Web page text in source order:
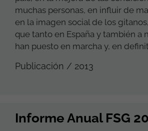
muchas personas, en influir de
en la imagen social de los
que tanto en España y también a
han puesto en marcha y, en
Publicación / 2013
Informe Anual FSG